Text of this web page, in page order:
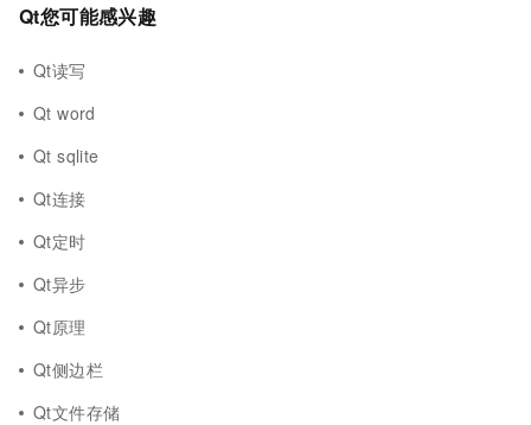
Qt您可能感兴趣
Qt读写
Qt word
Qt sqlite
Qt连接
Qt定时
Qt异步
Qt原理
Qt侧边栏
Qt文件存储